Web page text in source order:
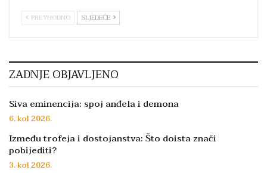
PRETHODNO SLJEDEĆE
ZADNJE OBJAVLJENO
Siva eminencija: spoj anđela i demona
6. kol 2026.
Između trofeja i dostojanstva: Što doista znači
pobijediti?
3. kol 2026.